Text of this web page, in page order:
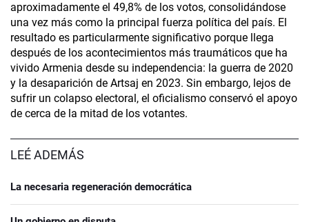
aproximadamente el 49,8% de los votos, consolidándose
una vez más como la principal fuerza política del país. El
resultado es particularmente significativo porque llega
después de los acontecimientos más traumáticos que ha
vivido Armenia desde su independencia: la guerra de 2020
y la desaparición de Artsaj en 2023. Sin embargo, lejos de
sufrir un colapso electoral, el oficialismo conservó el apoyo
de cerca de la mitad de los votantes.
LEÉ ADEMÁS
La necesaria regeneración democrática